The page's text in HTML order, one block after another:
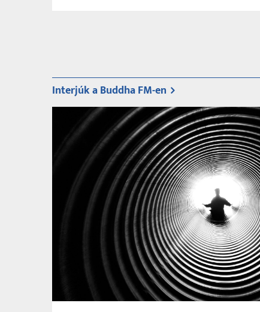
Interjúk a Buddha FM-en